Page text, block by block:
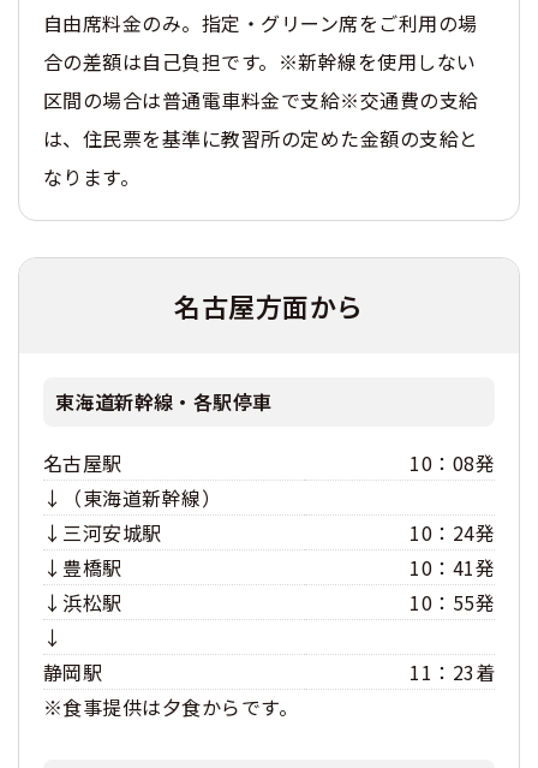
自由席料金のみ。指定・グリーン席をご利用の場
合の差額は自己負担です。※新幹線を使用しない
区間の場合は普通電車料金で支給※交通費の支給
は、住民票を基準に教習所の定めた金額の支給と
なります。
名古屋方面から
東海道新幹線・各駅停車
名古屋駅
10：08発
↓（東海道新幹線）
↓三河安城駅
10：24発
↓豊橋駅
10：41発
↓浜松駅
10：55発
↓
静岡駅
11：23着
※食事提供は夕食からです。